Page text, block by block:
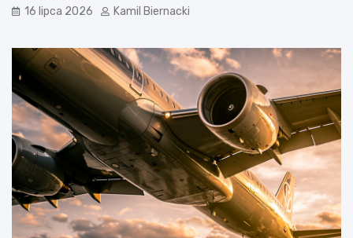
16 lipca 2026 Kamil Biernacki